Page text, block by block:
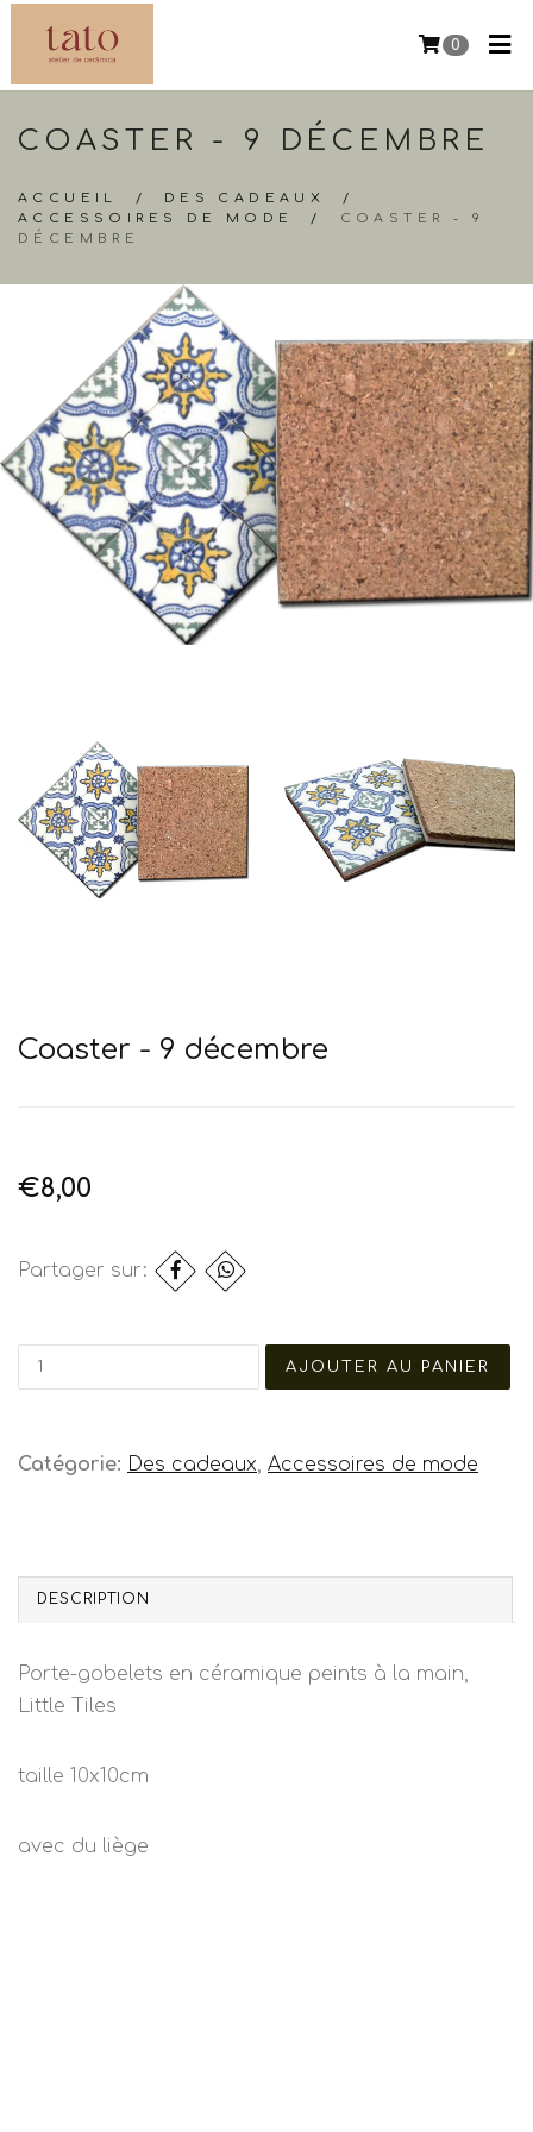
0
COASTER - 9 DÉCEMBRE
ACCUEIL / DES CADEAUX
/
ACCESSOIRES DE MODE
/
COASTER - 9
DÉCEMBRE
Coaster - 9 décembre
€8,00
Partager sur:
Catégorie: Des cadeaux, Accessoires de mode
DESCRIPTION
Porte-gobelets en céramique peints à la main,
Little Tiles
taille 10x10cm
avec du liège